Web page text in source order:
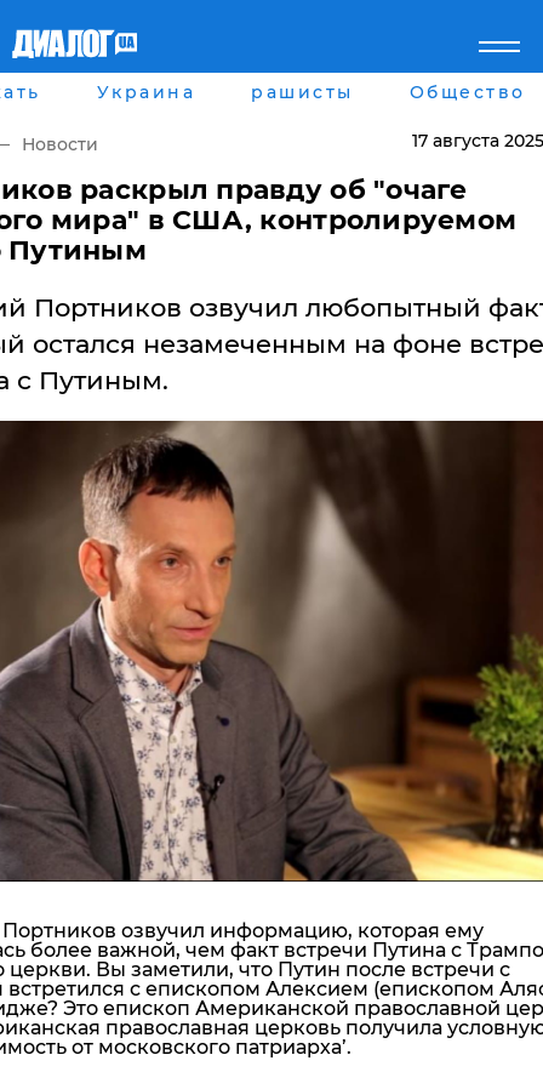
Главная
рассея
Беларусь
Военное обозрение
Наука и Техника
Мнение
Пресса
Шоу-биз
Культура
Города
Харьков
Днепр
Война на Донбассе и в
Крыму
"ДНР"
Оккупация Крыма
Новости Крыма
Донбасс
Армия Украины
Лайф стайл
Здоровье
Помощь проекту
Стиль Диалога
Пресс-релизы
Пресс-релизы
Авторское
Мнение
Блоги
ИноСМИ
Украина рашисты Общество
Новости 17 августа 2025
раскрыл правду об "очаге
мира" в США, контролируемом
Путиным
Портников озвучил любопытный
остался незамеченным на фоне
с Путиным.
озвучил информацию, которая ему
более важной, чем факт встречи Путина с
церкви. Вы заметили, что Путин после встречи с
с епископом Алексием (епископом
Это епископ Американской православной
православная церковь получила
от московского патриарха’.